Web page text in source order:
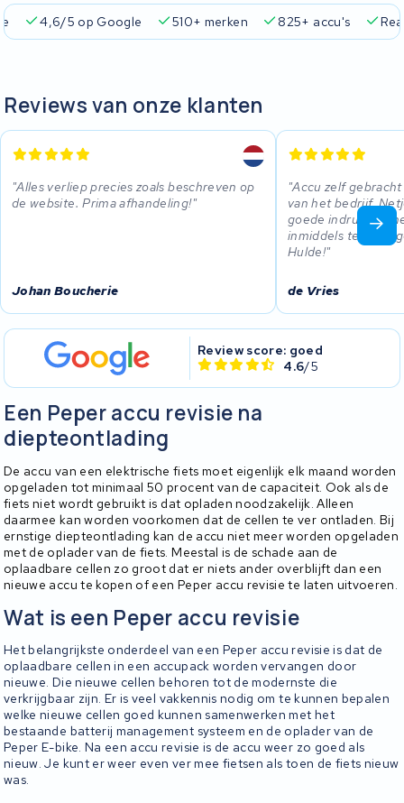
4,6/5 op Google 510+ merken 825+ accu's
Reviews van onze klanten
Alles verliep precies zoals beschreven op
de website. Prima afhandeling!
Johan Boucherie
Accu zelf
van het bedrijf.
goede indruk van
inmiddels terug in
Hulde!
de Vries
Review score: goed
4.6/5
Een Peper accu revisie na
diepteontlading
De accu van een elektrische fiets moet eigenlijk elk maand worden
opgeladen tot minimaal 50 procent van de capaciteit. Ook als de
fiets niet wordt gebruikt is dat opladen noodzakelijk. Alleen
daarmee kan worden voorkomen dat de cellen te ver ontladen. Bij
ernstige diepteontlading kan de accu niet meer worden opgeladen
met de oplader van de fiets. Meestal is de schade aan de
oplaadbare cellen zo groot dat er niets ander overblijft dan een
nieuwe accu te kopen of een Peper accu revisie te laten uitvoeren.
Wat is een Peper accu revisie
Het belangrijkste onderdeel van een Peper accu revisie is dat de
oplaadbare cellen in een accupack worden vervangen door
nieuwe. Die nieuwe cellen behoren tot de modernste die
verkrijgbaar zijn. Er is veel vakkennis nodig om te kunnen bepalen
welke nieuwe cellen goed kunnen samenwerken met het
bestaande batterij management systeem en de oplader van de
Peper E-bike. Na een accu revisie is de accu weer zo goed als
nieuw. Je kunt er weer even ver mee fietsen als toen de fiets nieuw
was.